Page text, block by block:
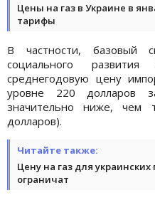
Цены на газ в Украине в
тарифы
В частности, базовый
социального развития
среднегодовую цену
уровне 220 долларов
значительно ниже, чем
долларов).
Читайте также:
Цену на газ для
ограничат